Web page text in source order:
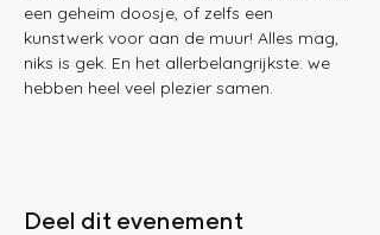
een geheim doosje, of zelfs een
kunstwerk voor aan de muur! Alles mag,
niks is gek. En het allerbelangrijkste: we
hebben heel veel plezier samen.
Deel dit evenement